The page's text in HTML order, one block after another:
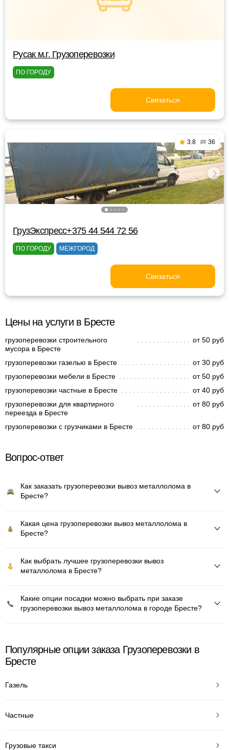
Русак м.г. Грузоперевозки
ПО ГОРОДУ
Связаться
3.8 36
ГрузЭкспресс+375 44 544 72 56
ПО ГОРОДУ МЕЖГОРОД
Связаться
Цены на услуги в Бресте
грузоперевозки строительного
мусора в Бресте
от 50 руб
грузоперевозки газелью в Бресте
от 30 руб
грузоперевозки мебели в Бресте
от 50 руб
грузоперевозки частные в Бресте
от 40 руб
грузоперевозки для квартирного
переезда в Бресте
от 80 руб
грузоперевозки с грузчиками в Бресте от 80 руб
Вопрос-ответ
Как заказать грузоперевозки вывоз металлолома в
Бресте?
Какая цена грузоперевозки вывоз металлолома в
Бресте?
Как выбрать лучшее грузоперевозки вывоз
металлолома в Бресте?
Какие опции посадки можно выбрать при заказе
грузоперевозки вывоз металлолома в городе Бресте?
Популярные опции заказа Грузоперевозки в
Бресте
Газель
Частные
Грузовые такси